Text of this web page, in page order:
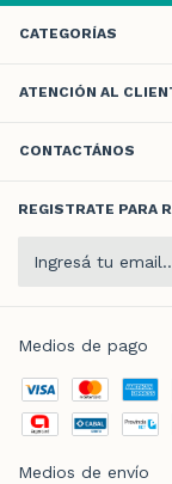
CATEGORÍAS
ATENCIÓN AL
CONTACTÁNOS
REGISTRATE PARA
Medios de pago
Medios de envío